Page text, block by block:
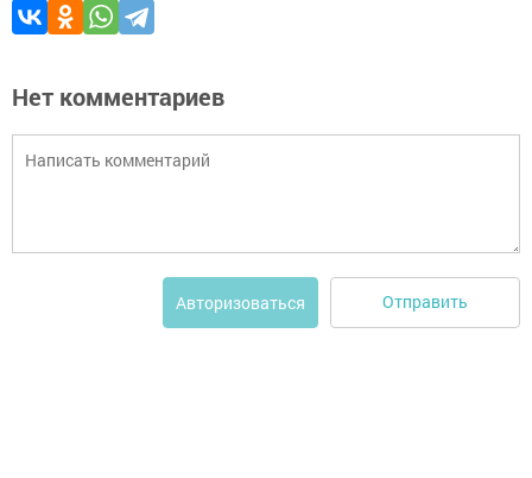
Нет комментариев
Авторизоваться Отправить